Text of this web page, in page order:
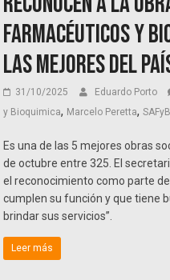
Farmacéuticos y
las mejores del
31/10/2025 Eduardo Porto
y Bioquimica, Marcelo Peretta,
Es una de las 5 mejores obras
de octubre entre 325. El
el reconocimiento como parte
cumplen su función y que tiene
brindar sus servicios”.
Leer más